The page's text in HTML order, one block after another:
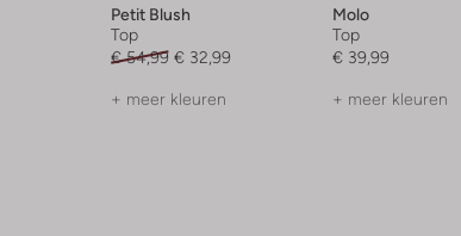
Petit Blush
Top
€ 54,99 € 32,99
+ meer kleuren
Molo
Top
€ 39,99
+ meer kleuren